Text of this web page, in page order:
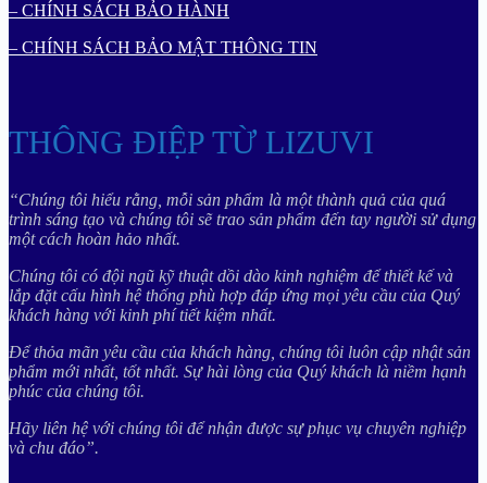
– CHÍNH SÁCH BẢO HÀNH
– CHÍNH SÁCH BẢO MẬT THÔNG TIN
THÔNG ĐIỆP TỪ LIZUVI
“Chúng tôi hiểu rằng, mỗi sản phẩm là một thành quả của quá
trình sáng tạo và chúng tôi sẽ trao sản phẩm đến tay người sử dụng
một cách hoàn hảo nhất.
Chúng tôi có đội ngũ kỹ thuật dồi dào kinh nghiệm để thiết kế và
lắp đặt cấu hình hệ thống phù hợp đáp ứng mọi yêu cầu của Quý
khách hàng với kinh phí tiết kiệm nhất.
Để thỏa mãn yêu cầu của khách hàng, chúng tôi luôn cập nhật sản
phẩm mới nhất, tốt nhất. Sự hài lòng của Quý khách là niềm hạnh
phúc của chúng tôi.
Hãy liên hệ với chúng tôi để nhận được sự phục vụ chuyên nghiệp
và chu đáo”.